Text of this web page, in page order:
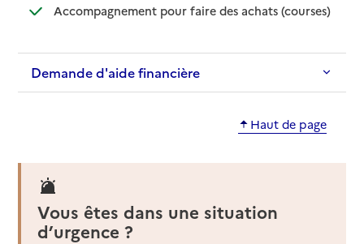
Accompagnement pour faire des achats (courses)
:
: non
Demande d'aide financière
Haut de page
Vous êtes dans une situation
d’urgence ?